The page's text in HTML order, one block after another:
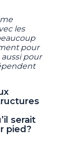
les
pour
pour
serait
pied?